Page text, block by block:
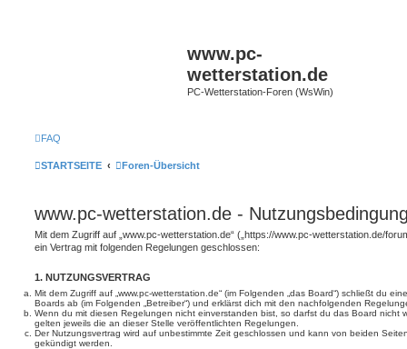
www.pc-
wetterstation.de
PC-Wetterstation-Foren (WsWin)
FAQ
STARTSEITE Foren-Übersicht
www.pc-wetterstation.de -
Mit dem Zugriff auf „www.pc-wetterstation.de“ („https://www.pc-wetterstation.de/
ein Vertrag mit folgenden Regelungen geschlossen:
1. NUTZUNGSVERTRAG
Mit dem Zugriff auf „www.pc-wetterstation.de“ (im Folgenden „das Board“) schließt du
Boards ab (im Folgenden „Betreiber“) und erklärst dich mit den nachfolgenden
Wenn du mit diesen Regelungen nicht einverstanden bist, so darfst du das Board nicht
gelten jeweils die an dieser Stelle veröffentlichten Regelungen.
Der Nutzungsvertrag wird auf unbestimmte Zeit geschlossen und kann von beiden
gekündigt werden.